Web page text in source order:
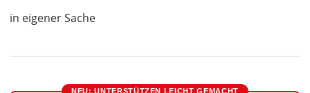
in eigener Sache
NEU: UNTERSTÜTZEN LEICHT GEMACHT